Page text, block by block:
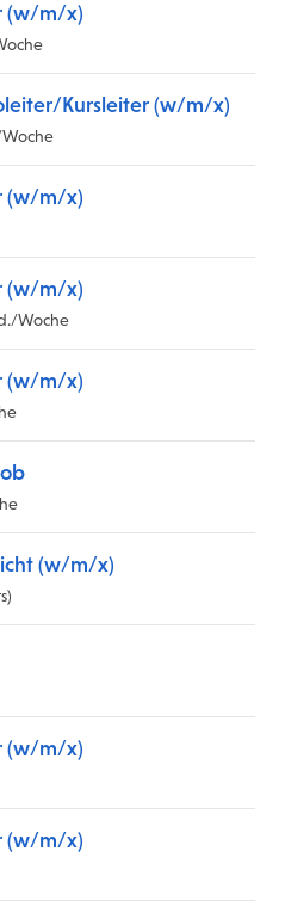
(w/m/x)
Kursleiter (w/m/x)
Woche
(w/m/x)
(w/m/x)
Woche
(w/m/x)
(w/m/x)
(w/m/x)
(w/m/x)